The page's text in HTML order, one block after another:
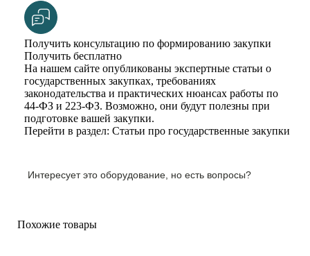
Получить консультацию по формированию закупки
Получить бесплатно
На нашем сайте опубликованы экспертные статьи о
государственных закупках, требованиях
законодательства и практических нюансах работы по
44-ФЗ и 223-ФЗ. Возможно, они будут полезны при
подготовке вашей закупки.
Перейти в раздел: Статьи про государственные закупки
Интересует это оборудование, но есть вопросы?
Похожие товары